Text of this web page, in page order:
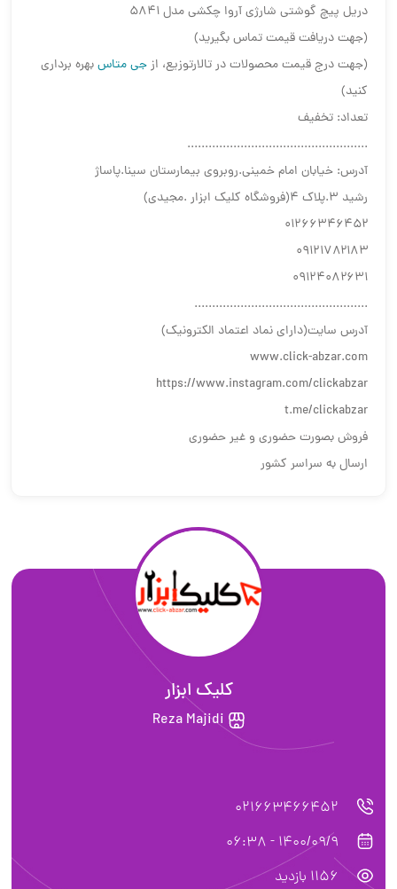
دریل پیچ گوشتی شارژی آروا چکشی مدل 5841
(جهت دریافت قیمت تماس بگیرید)
(جهت درج قیمت محصولات در تالارتوزیع، ازجی متاسبهره برداری
کنید)
تعداد: تخفیف
...................................................
آدرس: خیابان امام خمینی.روبروی بیمارستان سینا.پاساژ
رشید ۳.پلاک ۴(فروشگاه کلیک ابزار .مجیدی)
۰۱۲۶۶۳۴۶۴۵۲
۰۹۱۲۱۷۸۲۱۸۳
۰۹۱۲۴۰۸۲۶۳۱
.................................................
آدرس سایت(دارای نماد اعتماد الکترونیک)
www.click-abzar.com
https://www.instagram.com/clickabzar
t.me/clickabzar
فروش بصورت حضوری و غیر حضوری
ارسال به سراسر کشور
کلیک ابزار
Reza Majidi
021663466452
1400/09/9 - 06:38
1156 بازدید